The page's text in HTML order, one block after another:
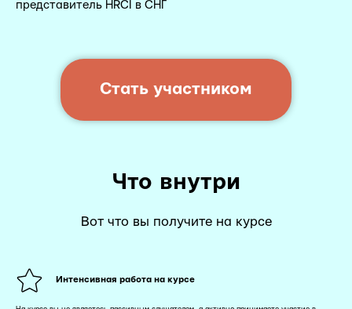
представитель HRCI в СНГ
Стать участником
Что внутри
Вот что вы получите на курсе
Интенсивная работа на курсе